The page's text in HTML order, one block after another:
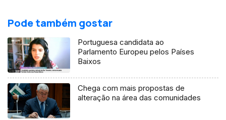
Pode também gostar
Portuguesa candidata ao
Parlamento Europeu pelos Países
Baixos
Chega com mais propostas de
alteração na área das comunidades